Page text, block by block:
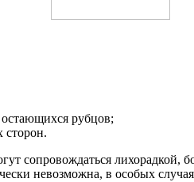
остающихся рубцов;
сторон.
сопровождаться
невозможна, в особых